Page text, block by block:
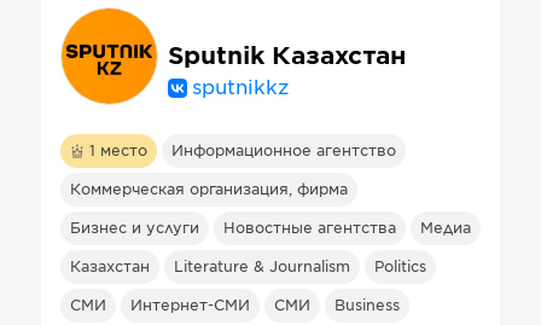
Sputnik Казахстан
sputnikkz
1 место Информационное агентство
Коммерческая организация, фирма
Бизнес и услуги Новостные агентства Медиа
Казахстан Literature & Journalism Politics
СМИ Интернет-СМИ СМИ Business